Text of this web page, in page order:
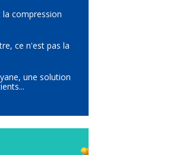
la compression
ce n'est pas la
une solution